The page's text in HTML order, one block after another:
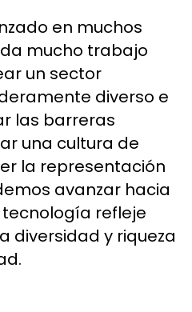
en muchos
mucho trabajo
un sector
diverso e
las barreras
una cultura de
la representación
avanzar hacia
refleje
diversidad y riqueza